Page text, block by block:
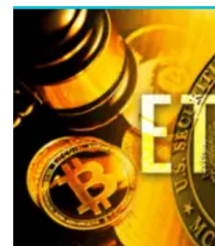
Hóa Mới tại Pakistan Chính